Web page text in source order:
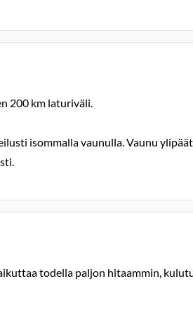
200 km laturiväli.
isommalla vaunulla. Vaunu
todella paljon hitaammin,